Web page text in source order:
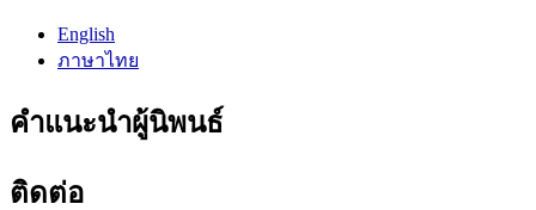
English
ภาษาไทย
คำแนะนำผู้นิพนธ์
ติดต่อ